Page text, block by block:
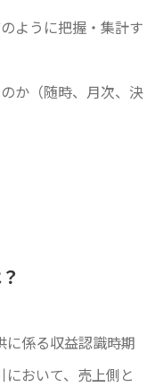
ように把握・集計す
か（随時、月次、決
係る収益認識時期
おいて、売上側と